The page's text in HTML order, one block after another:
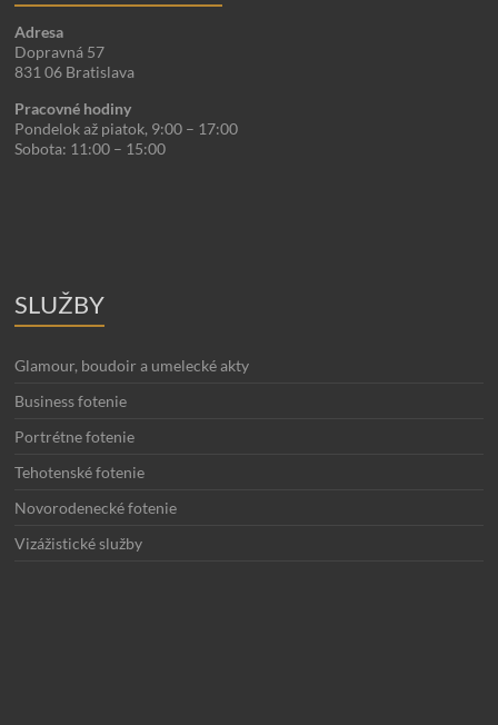
Adresa
Dopravná 57
831 06 Bratislava
Pracovné hodiny
Pondelok až piatok, 9:00 – 17:00
Sobota: 11:00 – 15:00
SLUŽBY
Glamour, boudoir a umelecké akty
Business fotenie
Portrétne fotenie
Tehotenské fotenie
Novorodenecké fotenie
Vizážistické služby